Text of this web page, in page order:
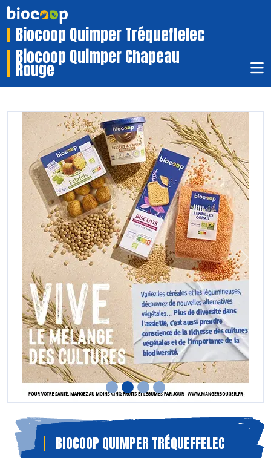
Biocoop Quimper Tréqueffelec
Biocoop Quimper Chapeau
Rouge
Previous Next
BIOCOOP QUIMPER TRÉQUEFFELEC